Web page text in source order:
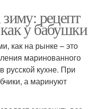
рецепт
у бабушки
как на рынке – это
маринованного
русской кухне. При
а маринуют